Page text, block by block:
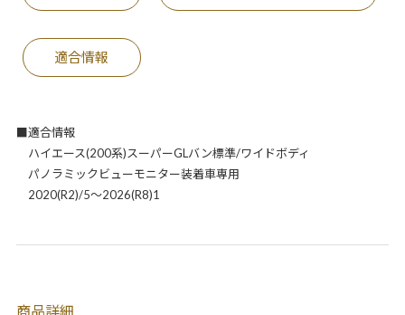
適合情報
■適合情報
ハイエース(200系)スーパーGLバン標準/ワイドボディ
パノラミックビューモニター装着車専用
2020(R2)/5～2026(R8)1
商品詳細